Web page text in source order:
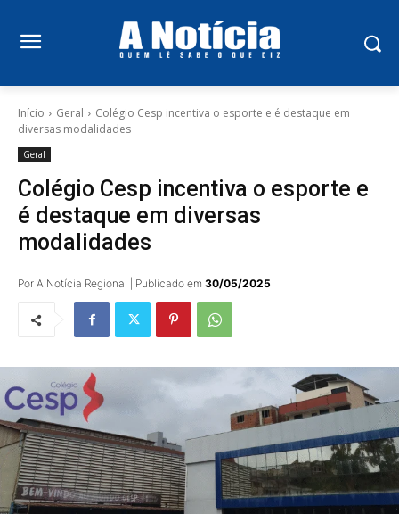
Início Geral
Colégio Cesp incentiva o esporte e é destaque em
diversas modalidades
Geral
Colégio Cesp incentiva o esporte e
é destaque em diversas
modalidades
Por A Notícia Regional | Publicado em 30/05/2025